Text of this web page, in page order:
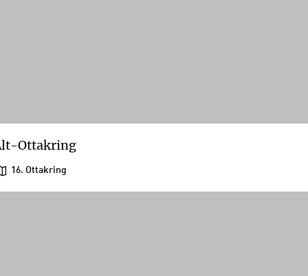
Ottakring
16. Ottakring